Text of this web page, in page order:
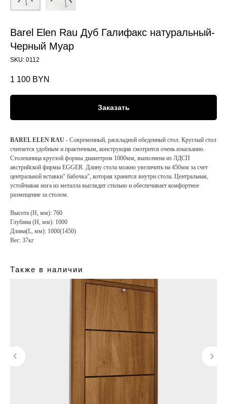
Barel Elen Rau Дуб Галифакс натуральный-
Черный Муар
SKU: 0112
1 100 BYN
Заказать
BAREL ELEN RAU - Современный, раскладной обеденный стол. Круглый стол
считается удобным и практичным, конструкция смотрится очень изысканно.
Столешница круглой формы диаметром 1000мм, выполнена из ЛДСП
австрийской фирмы EGGER. Длину стола можно увеличить на 450мм за счет
центральной вставки" бабочка", которая хранится внутри стола. Центральная,
устойчивая нога из металла выглядит стильно и обеспечивает комфортное
размещение за столом.
Высота (H, мм): 760
Глубина (H, мм): 1000
Длина(L, мм): 1000(1450)
Вес: 37кг
Также в наличии